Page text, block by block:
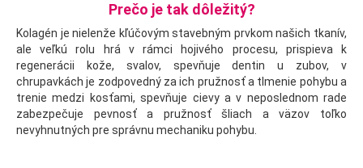
Prečo je tak dôležitý?
Kolagén je nielenže kľúčovým stavebným prvkom našich tkanív,
ale veľkú rolu hrá v rámci hojivého procesu, prispieva k
regenerácii kože, svalov, spevňuje dentin u zubov, v
chrupavkách je zodpovedný za ich pružnosť a tlmenie pohybu a
trenie medzi kosťami, spevňuje cievy a v neposlednom rade
zabezpečuje pevnosť a pružnosť šliach a väzov toľko
nevyhnutných pre správnu mechaniku pohybu.